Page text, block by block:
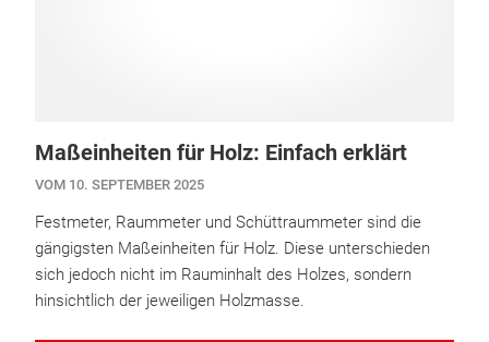
Maßeinheiten für Holz: Einfach erklärt
VOM 10. SEPTEMBER 2025
Festmeter, Raummeter und Schüttraummeter sind die
gängigsten Maßeinheiten für Holz. Diese unterschieden
sich jedoch nicht im Rauminhalt des Holzes, sondern
hinsichtlich der jeweiligen Holzmasse.